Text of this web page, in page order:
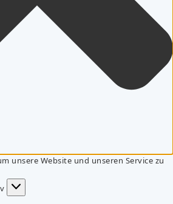
unsere Website und unseren Service zu